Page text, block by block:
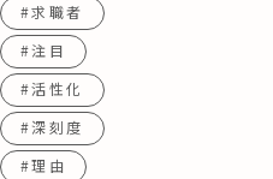
#求職者
#注目
#活性化
#深刻度
#理由